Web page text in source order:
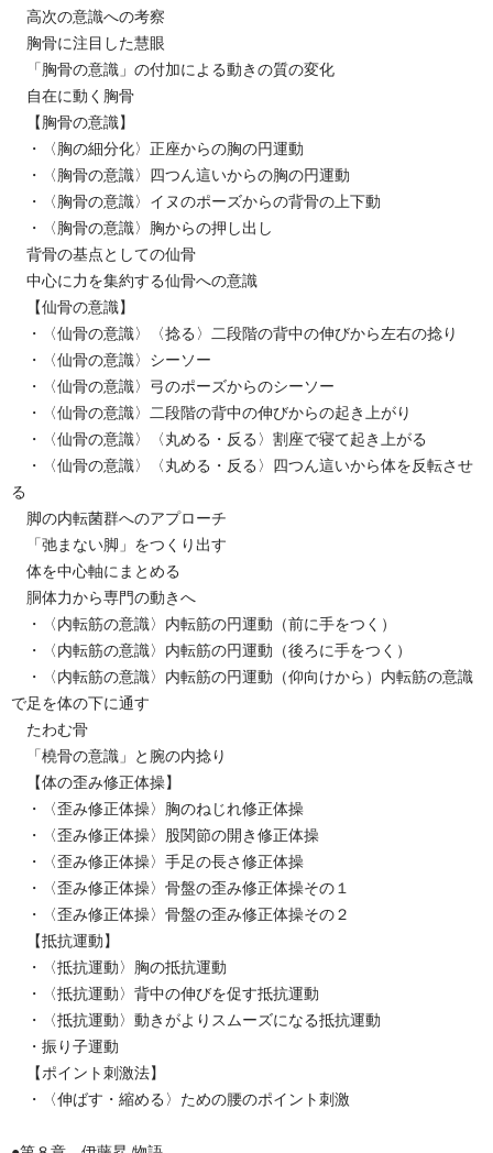
高次の意識への考察
胸骨に注目した慧眼
「胸骨の意識」の付加による動きの質の変化
自在に動く胸骨
【胸骨の意識】
・〈胸の細分化〉正座からの胸の円運動
・〈胸骨の意識〉四つん這いからの胸の円運動
・〈胸骨の意識〉イヌのポーズからの背骨の上下動
・〈胸骨の意識〉胸からの押し出し
背骨の基点としての仙骨
中心に力を集約する仙骨への意識
【仙骨の意識】
・〈仙骨の意識〉〈捻る〉二段階の背中の伸びから左右の捻り
・〈仙骨の意識〉シーソー
・〈仙骨の意識〉弓のポーズからのシーソー
・〈仙骨の意識〉二段階の背中の伸びからの起き上がり
・〈仙骨の意識〉〈丸める・反る〉割座で寝て起き上がる
・〈仙骨の意識〉〈丸める・反る〉四つん這いから体を反転させ
る
脚の内転菌群へのアプローチ
「弛まない脚」をつくり出す
体を中心軸にまとめる
胴体力から専門の動きへ
・〈内転筋の意識〉内転筋の円運動（前に手をつく）
・〈内転筋の意識〉内転筋の円運動（後ろに手をつく）
・〈内転筋の意識〉内転筋の円運動（仰向けから）内転筋の意識
で足を体の下に通す
たわむ骨
「橈骨の意識」と腕の内捻り
【体の歪み修正体操】
・〈歪み修正体操〉胸のねじれ修正体操
・〈歪み修正体操〉股関節の開き修正体操
・〈歪み修正体操〉手足の長さ修正体操
・〈歪み修正体操〉骨盤の歪み修正体操その１
・〈歪み修正体操〉骨盤の歪み修正体操その２
【抵抗運動】
・〈抵抗運動〉胸の抵抗運動
・〈抵抗運動〉背中の伸びを促す抵抗運動
・〈抵抗運動〉動きがよりスムーズになる抵抗運動
・振り子運動
【ポイント刺激法】
・〈伸ばす・縮める〉ための腰のポイント刺激